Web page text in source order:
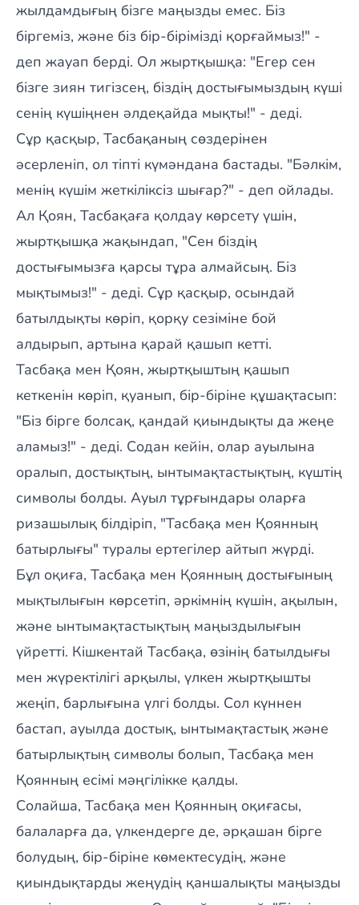
жылдамдығың бізге маңызды емес. Біз
біргеміз, және біз бір-бірімізді қорғаймыз!" -
деп жауап берді. Ол жыртқышқа: "Егер сен
бізге зиян тигізсең, біздің достығымыздың күші
сенің күшіңнен әлдеқайда мықты!" - деді.
Сұр қасқыр, Тасбақаның сөздерінен
әсерленіп, ол тіпті күмәндана бастады. "Бәлкім,
менің күшім жеткіліксіз шығар?" - деп ойлады.
Ал Қоян, Тасбақаға қолдау көрсету үшін,
жыртқышқа жақындап, "Сен біздің
достығымызға қарсы тұра алмайсың. Біз
мықтымыз!" - деді. Сұр қасқыр, осындай
батылдықты көріп, қорқу сезіміне бой
алдырып, артына қарай қашып кетті.
Тасбақа мен Қоян, жыртқыштың қашып
кеткенін көріп, қуанып, бір-біріне құшақтасып:
"Біз бірге болсақ, қандай қиындықты да жеңе
аламыз!" - деді. Содан кейін, олар ауылына
оралып, достықтың, ынтымақтастықтың, күштің
символы болды. Ауыл тұрғындары оларға
ризашылық білдіріп, "Тасбақа мен Қоянның
батырлығы" туралы ертегілер айтып жүрді.
Бұл оқиға, Тасбақа мен Қоянның достығының
мықтылығын көрсетіп, әркімнің күшін, ақылын,
және ынтымақтастықтың маңыздылығын
үйретті. Кішкентай Тасбақа, өзінің батылдығы
мен жүректілігі арқылы, үлкен жыртқышты
жеңіп, барлығына үлгі болды. Сол күннен
бастап, ауылда достық, ынтымақтастық және
батырлықтың символы болып, Тасбақа мен
Қоянның есімі мәңгілікке қалды.
Солайша, Тасбақа мен Қоянның оқиғасы,
балаларға да, үлкендерге де, әрқашан бірге
болудың, бір-біріне көмектесудің, және
қиындықтарды жеңудің қаншалықты маңызды